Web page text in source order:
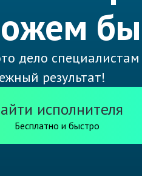
дело
результат!
исполнителя
Бесплатно и быстро